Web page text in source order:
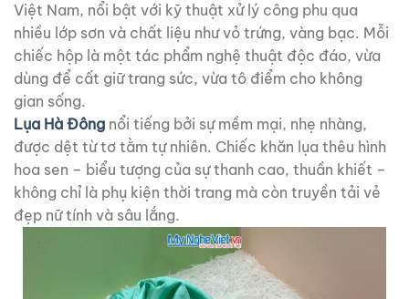
Việt Nam, nổi bật với kỹ thuật xử lý công phu qua
nhiều lớp sơn và chất liệu như vỏ trứng, vàng bạc. Mỗi
chiếc hộp là một tác phẩm nghệ thuật độc đáo, vừa
dùng để cất giữ trang sức, vừa tô điểm cho không
gian sống.
Lụa Hà Đông nổi tiếng bởi sự mềm mại, nhẹ nhàng,
được dệt từ tơ tằm tự nhiên. Chiếc khăn lụa thêu hình
hoa sen – biểu tượng của sự thanh cao, thuần khiết –
không chỉ là phụ kiện thời trang mà còn truyền tải vẻ
đẹp nữ tính và sâu lắng.